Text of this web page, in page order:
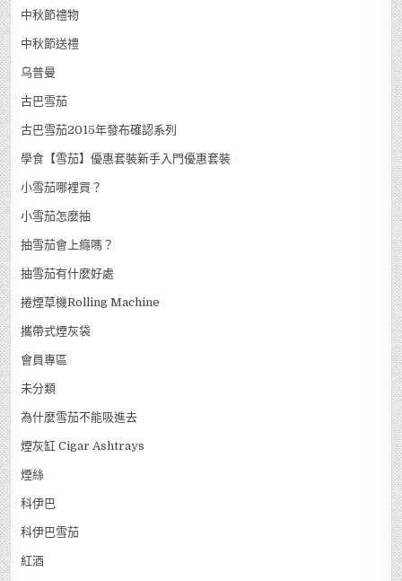
中秋節禮物
中秋節送禮
乌普曼
古巴雪茄
古巴雪茄2015年發布確認系列
學食【雪茄】優惠套裝新手入門優惠套裝
小雪茄哪裡買？
小雪茄怎麼抽
抽雪茄會上癮嗎？
抽雪茄有什麼好處
捲煙草機Rolling Machine
攜帶式煙灰袋
會員專區
未分類
為什麼雪茄不能吸進去
煙灰缸 Cigar Ashtrays
煙絲
科伊巴
科伊巴雪茄
紅酒